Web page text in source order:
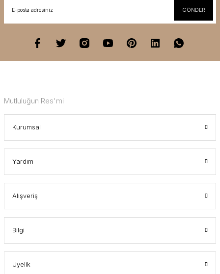
GÖNDER
Mutluluğun Res'mi
Kurumsal
Yardım
Alışveriş
Bilgi
Üyelik